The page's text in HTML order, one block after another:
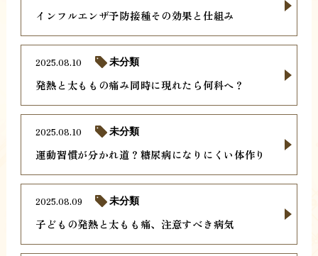
インフルエンザ予防接種その効果と仕組み
発熱と太ももの痛み同時に現れたら何科へ？
2025.08.10 未分類
運動習慣が分かれ道？糖尿病になりにくい体作り
2025.08.10 未分類
子どもの発熱と太もも痛、注意すべき病気
2025.08.09 未分類